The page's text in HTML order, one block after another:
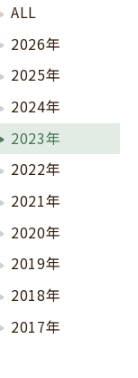
ALL
2026年
2025年
2024年
2023年
2022年
2021年
2020年
2019年
2018年
2017年